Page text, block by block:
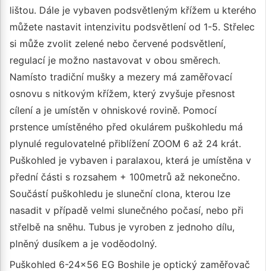
lištou. Dále je vybaven podsvětleným křížem u kterého
můžete nastavit intenzivitu podsvětlení od 1-5. Střelec
si může zvolit zelené nebo červené podsvětlení,
regulací je možno nastavovat v obou směrech.
Namísto tradiční mušky a mezery má zaměřovací
osnovu s nitkovým křížem, který zvyšuje přesnost
cílení a je umístěn v ohniskové rovině. Pomocí
prstence umístěného před okulárem puškohledu má
plynulé regulovatelné přiblížení ZOOM 6 až 24 krát.
Puškohled je vybaven i paralaxou, která je umístěna v
přední části s rozsahem + 100metrů až nekonečno.
Součástí puškohledu je sluneční clona, kterou lze
nasadit v případě velmi slunečného počasí, nebo při
střelbě na sněhu. Tubus je vyroben z jednoho dílu,
plněný dusíkem a je voděodolný.
Puškohled 6-24x56 EG Boshile je optický zaměřovač